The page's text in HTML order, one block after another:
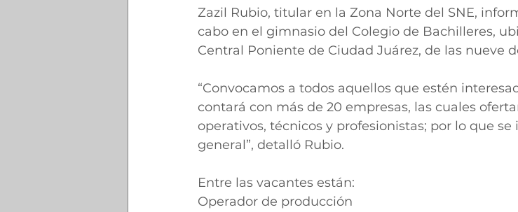
Zazil Rubio, titular en la Zona Norte del SNE,
cabo en el gimnasio del Colegio de Bachilleres,
Central Poniente de Ciudad Juárez, de las nueve
“Convocamos a todos aquellos que estén
contará con más de 20 empresas, las cuales
operativos, técnicos y profesionistas; por lo que
general”, detalló Rubio.
Entre las vacantes están:
Operador de producción